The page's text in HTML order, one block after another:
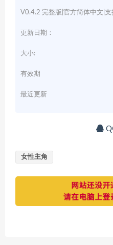
V0.4.2 完整版|官方简体中文|支
更新日期：
大小:
有效期
最近更新
女性主角